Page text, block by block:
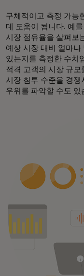
구체적이고 측정 가능
데 도움이 됩니다. 예
시장 점유율을 살펴보
예상 시장 대비 얼마나
있는지를 측정한 수치
적격 고객의 시장 규
시장 침투 수준을 경쟁
우위를 파악할 수도 있